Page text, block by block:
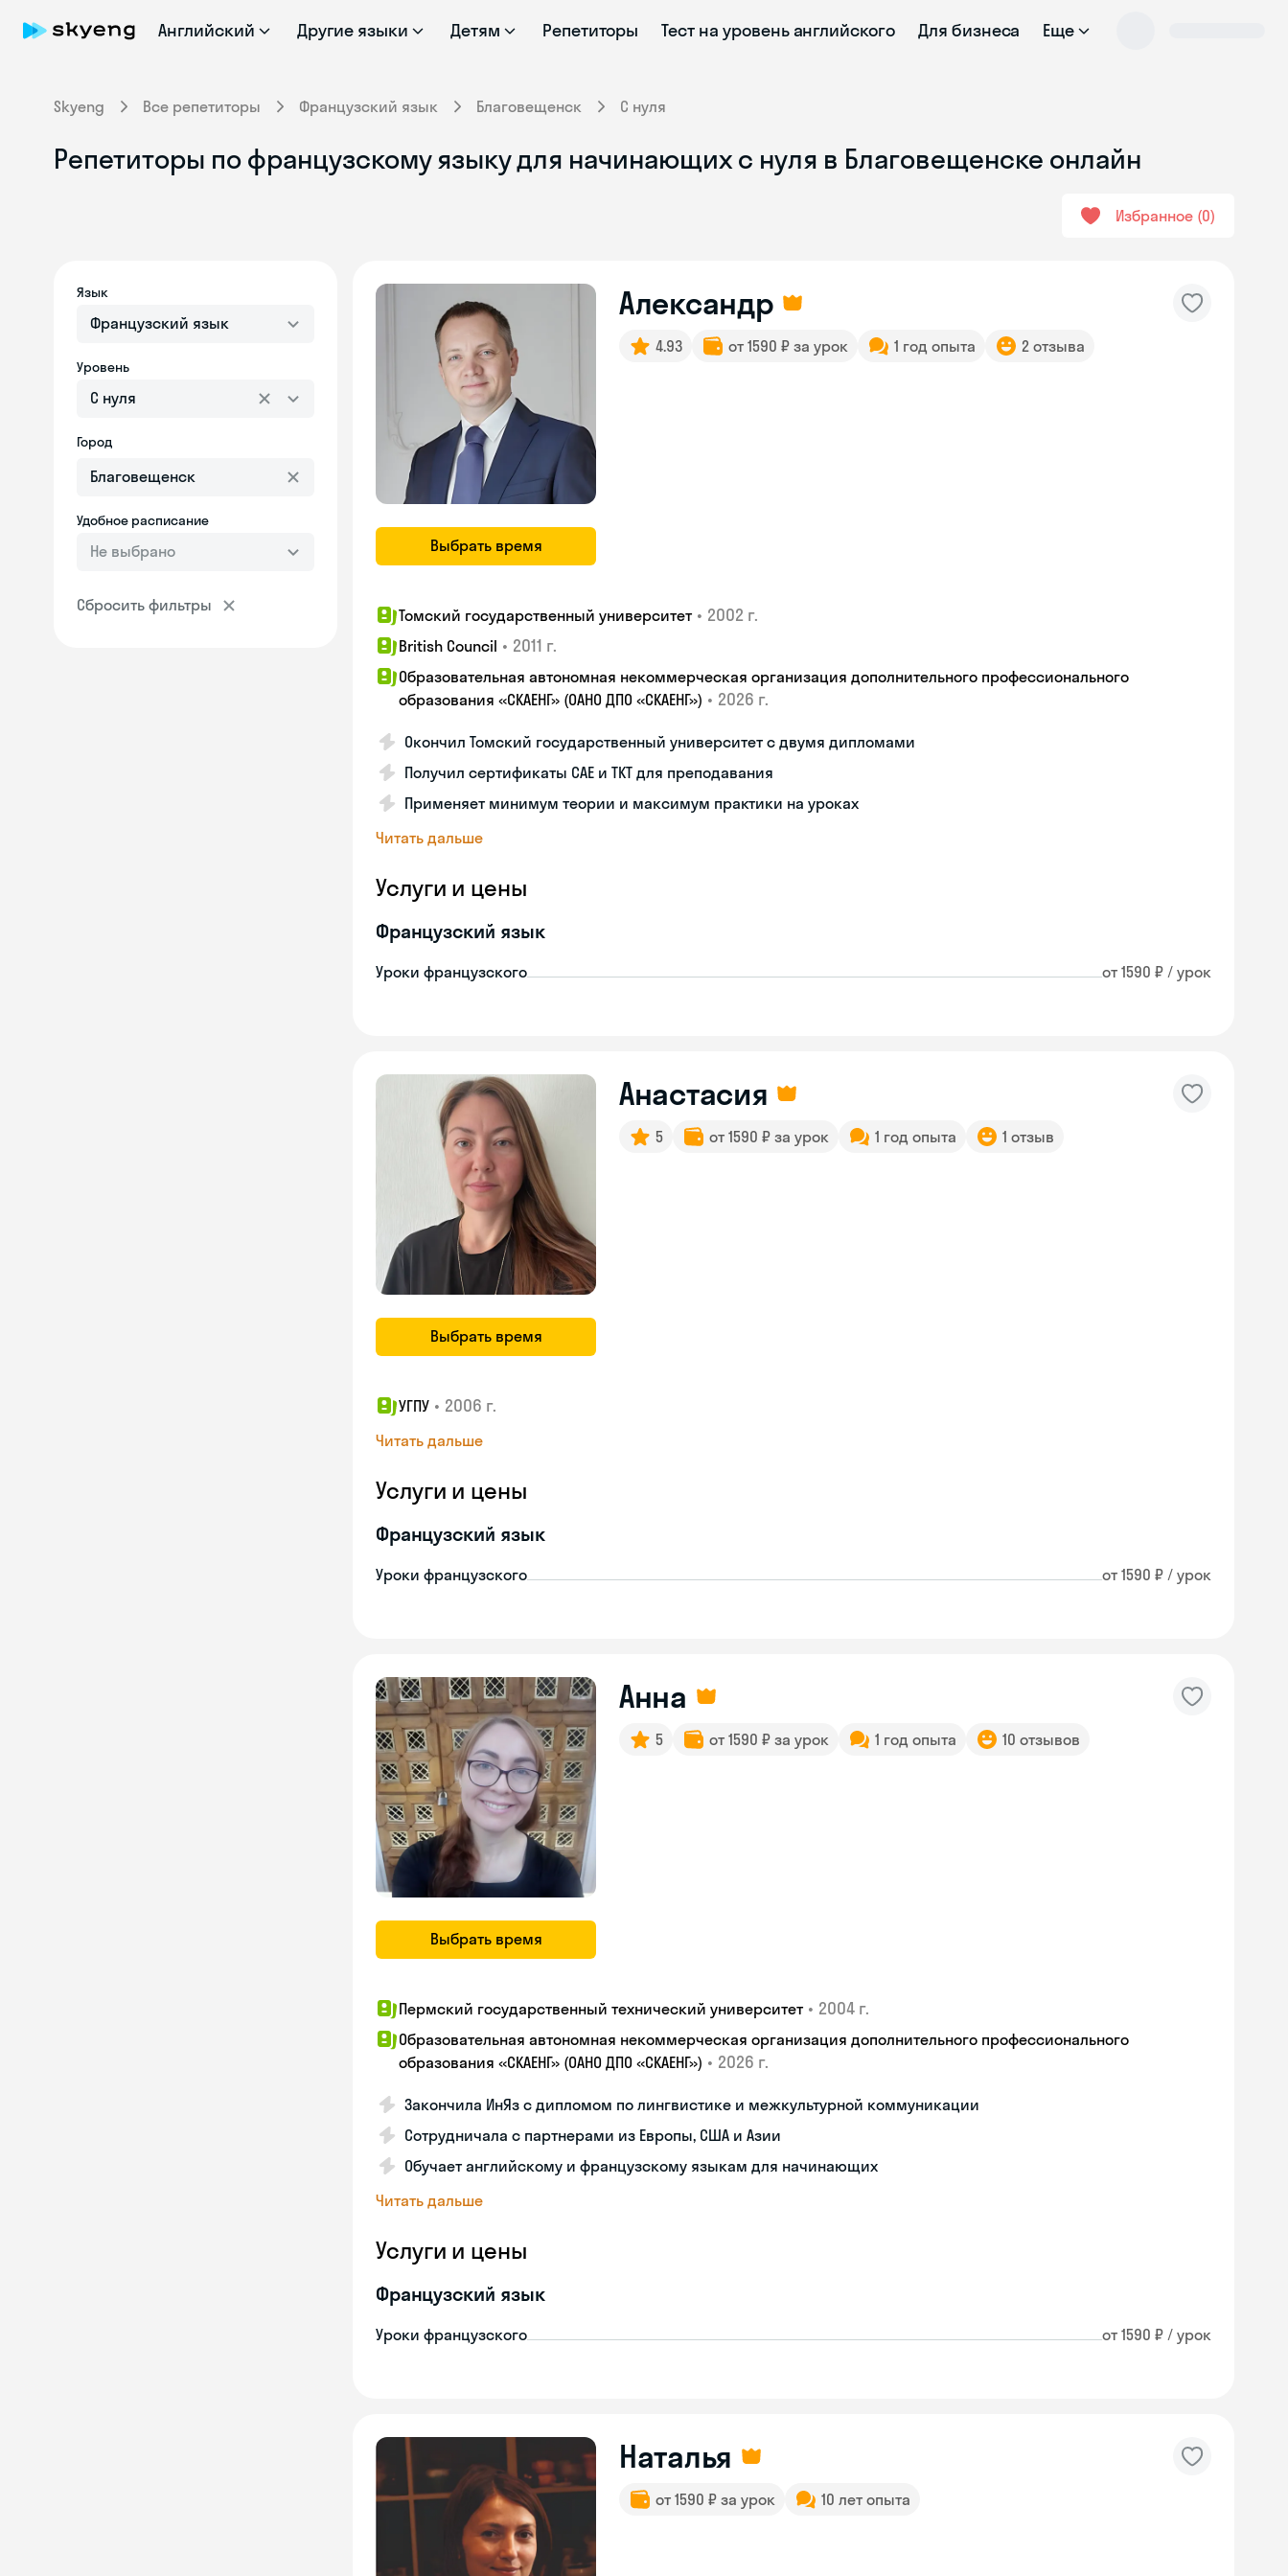
Английский Другие языки Детям Репетиторы Тест на уровень английского Для бизнеса Еще
Skyeng Все репетиторы Французский язык Благовещенск С нуля
Репетиторы по французскому языку для начинающих с нуля в Благовещенске онлайн
Избранное 0
Язык
Французский язык
Уровень
С нуля
Город
Удобное расписание
Не выбрано
Сбросить фильтры
Выбрать время
Александр
4.93 от 1590 ₽ за урок 1 год опыта 2 отзыва
Томский государственный университет • 2002 г.
British Council • 2011 г.
Образовательная автономная некоммерческая организация дополнительного профессионального
образования «СКАЕНГ» (ОАНО ДПО «СКАЕНГ») • 2026 г.
Окончил Томский государственный университет с двумя дипломами
Получил сертификаты CAE и TKT для преподавания
Применяет минимум теории и максимум практики на уроках
Читать дальше
Услуги и цены
Французский язык
Уроки французского от 1590 ₽ / урок
Выбрать время
Анастасия
5 от 1590 ₽ за урок 1 год опыта 1 отзыв
УГПУ • 2006 г.
Читать дальше
Услуги и цены
Французский язык
Уроки французского от 1590 ₽ / урок
Выбрать время
Анна
5 от 1590 ₽ за урок 1 год опыта 10 отзывов
Пермский государственный технический университет • 2004 г.
Образовательная автономная некоммерческая организация дополнительного профессионального
образования «СКАЕНГ» (ОАНО ДПО «СКАЕНГ») • 2026 г.
Закончила ИнЯз с дипломом по лингвистике и межкультурной коммуникации
Сотрудничала с партнерами из Европы, США и Азии
Обучает английскому и французскому языкам для начинающих
Читать дальше
Услуги и цены
Французский язык
Уроки французского от 1590 ₽ / урок
Наталья
от 1590 ₽ за урок 10 лет опыта